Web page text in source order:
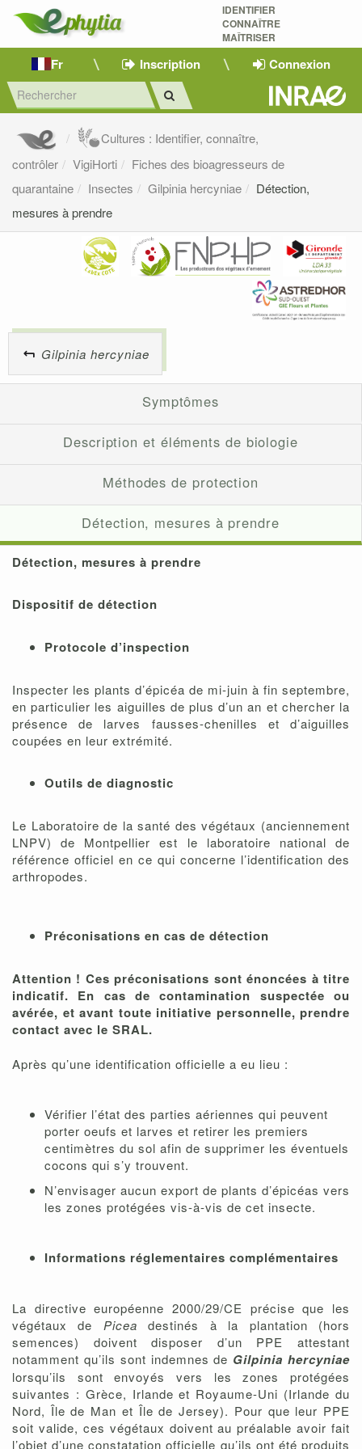
IDENTIFIER
CONNAÎTRE
MAÎTRISER
Fr Inscription Connexion
Cultures : Identifier, connaître,
contrôler
VigiHorti
Fiches des bioagresseurs de
quarantaine
Insectes Gilpinia hercyniae
Détection,
mesures à prendre
Gilpinia hercyniae
Symptômes
Description et éléments de biologie
Méthodes de protection
Détection, mesures à prendre
Détection, mesures à prendre
Dispositif de détection
Protocole d’inspection
Inspecter les plants d’épicéa de mi-juin à fin septembre,
en particulier les aiguilles de plus d’un an et chercher la
présence de larves fausses-chenilles et d’aiguilles
coupées en leur extrémité.
Outils de diagnostic
Le Laboratoire de la santé des végétaux (anciennement
LNPV) de Montpellier est le laboratoire national de
référence officiel en ce qui concerne l’identification des
arthropodes.
Préconisations en cas de détection
Attention ! Ces préconisations sont énoncées à titre
indicatif. En cas de contamination suspectée ou
avérée, et avant toute initiative personnelle, prendre
contact avec le SRAL.
Après qu’une identification officielle a eu lieu :
Vérifier l’état des parties aériennes qui peuvent
porter oeufs et larves et retirer les premiers
centimètres du sol afin de supprimer les éventuels
cocons qui s’y trouvent.
N’envisager aucun export de plants d’épicéas vers
les zones protégées vis-à-vis de cet insecte.
Informations réglementaires complémentaires
La directive européenne 2000/29/CE précise que les
végétaux de Picea destinés à la plantation (hors
semences) doivent disposer d’un PPE attestant
notamment qu’ils sont indemnes de Gilpinia hercyniae
lorsqu’ils sont envoyés vers les zones protégées
suivantes : Grèce, Irlande et Royaume-Uni (Irlande du
Nord, Île de Man et Île de Jersey). Pour que leur PPE
soit valide, ces végétaux doivent au préalable avoir fait
l’objet d’une constatation officielle qu’ils ont été produits